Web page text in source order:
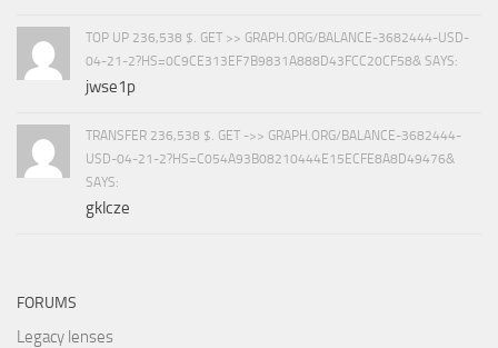
TOP UP 236,538 $. GET >> GRAPH.ORG/BALANCE-3682444-USD-
04-21-2?HS=0C9CE313EF7B9831A888D43FCC20CF58& SAYS:
jwse1p
TRANSFER 236,538 $. GET ->> GRAPH.ORG/BALANCE-3682444-
USD-04-21-2?HS=C054A93B08210444E15ECFE8A8D49476&
SAYS:
gklcze
FORUMS
Legacy lenses